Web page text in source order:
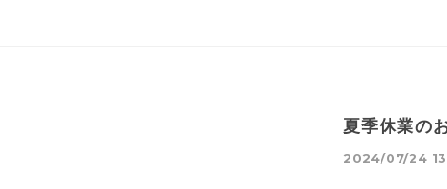
夏季休業の
2024/07/24